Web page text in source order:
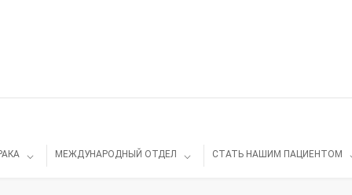
МЕЖДУНАРОДНЫЙ ОТДЕЛ СТАТЬ НАШИМ ПАЦИЕНТОМ